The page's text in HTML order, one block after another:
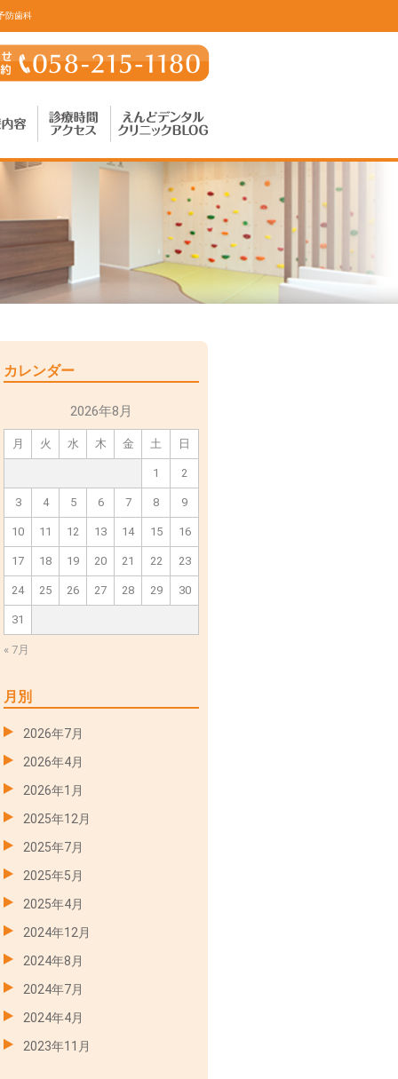
防歯科
カレンダー
2026年8月
月 火 水 木 金 土 日
« 7月
1 2
3 4 5 6 7 8 9
10 11 12 13 14 15 16
17 18 19 20 21 22 23
24 25 26 27 28 29 30
31
月別
2026年7月
2026年4月
2026年1月
2025年12月
2025年7月
2025年5月
2025年4月
2024年12月
2024年8月
2024年7月
2024年4月
2023年11月